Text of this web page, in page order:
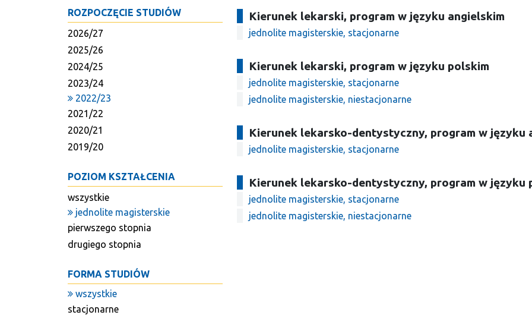
ROZPOCZĘCIE STUDIÓW
2026/27
2025/26
2024/25
2023/24
2022/23
2021/22
2020/21
2019/20
POZIOM KSZTAŁCENIA
wszystkie
jednolite magisterskie
pierwszego stopnia
drugiego stopnia
FORMA STUDIÓW
wszystkie
stacjonarne
Kierunek lekarski, program w języku angielskim
jednolite magisterskie, stacjonarne
Kierunek lekarski, program w języku polskim
jednolite magisterskie, stacjonarne
jednolite magisterskie, niestacjonarne
Kierunek lekarsko-dentystyczny, program w języku
jednolite magisterskie, stacjonarne
Kierunek lekarsko-dentystyczny, program w języku
jednolite magisterskie, stacjonarne
jednolite magisterskie, niestacjonarne